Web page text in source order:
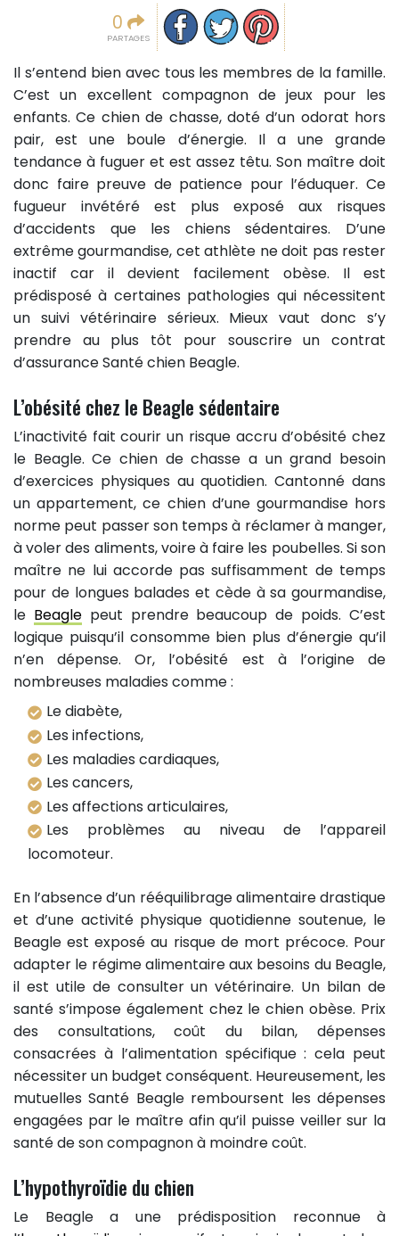
0
PARTAGES
Partager sur facebook
Partager sur Twitter
Epingler sur Pinterest
Il s’entend bien avec tous les membres de la famille.
C’est un excellent compagnon de jeux pour les
enfants. Ce chien de chasse, doté d’un odorat hors
pair, est une boule d’énergie. Il a une grande
tendance à fuguer et est assez têtu. Son maître doit
donc faire preuve de patience pour l’éduquer. Ce
fugueur invétéré est plus exposé aux risques
d’accidents que les chiens sédentaires. D’une
extrême gourmandise, cet athlète ne doit pas rester
inactif car il devient facilement obèse. Il est
prédisposé à certaines pathologies qui nécessitent
un suivi vétérinaire sérieux. Mieux vaut donc s’y
prendre au plus tôt pour souscrire un contrat
d’assurance Santé chien Beagle.
L’obésité chez le Beagle sédentaire
L’inactivité fait courir un risque accru d’obésité chez
le Beagle. Ce chien de chasse a un grand besoin
d’exercices physiques au quotidien. Cantonné dans
un appartement, ce chien d’une gourmandise hors
norme peut passer son temps à réclamer à manger,
à voler des aliments, voire à faire les poubelles. Si son
maître ne lui accorde pas suffisamment de temps
pour de longues balades et cède à sa gourmandise,
le Beaglepeut prendre beaucoup de poids. C’est
logique puisqu’il consomme bien plus d’énergie qu’il
n’en dépense. Or, l’obésité est à l’origine de
nombreuses maladies comme :
Le diabète,
Les infections,
Les maladies cardiaques,
Les cancers,
Les affections articulaires,
Les problèmes au niveau de l’appareil
locomoteur.
En l’absence d’un rééquilibrage alimentaire drastique
et d’une activité physique quotidienne soutenue, le
Beagle est exposé au risque de mort précoce. Pour
adapter le régime alimentaire aux besoins du Beagle,
il est utile de consulter un vétérinaire. Un bilan de
santé s’impose également chez le chien obèse. Prix
des consultations, coût du bilan, dépenses
consacrées à l’alimentation spécifique : cela peut
nécessiter un budget conséquent. Heureusement, les
mutuelles Santé Beagle remboursent les dépenses
engagées par le maître afin qu’il puisse veiller sur la
santé de son compagnon à moindre coût.
L’hypothyroïdie du chien
Le Beagle a une prédisposition reconnue à